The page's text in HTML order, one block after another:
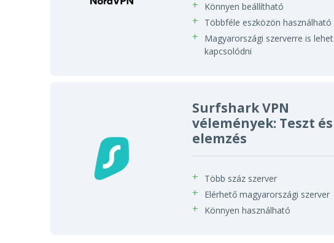
Könnyen beállítható
Többféle eszközön használható
Magyarországi szerverre is lehet
kapcsolódni
Surfshark VPN
vélemények: Teszt és
elemzés
Több száz szerver
Elérhető magyarországi szerver
Könnyen használható